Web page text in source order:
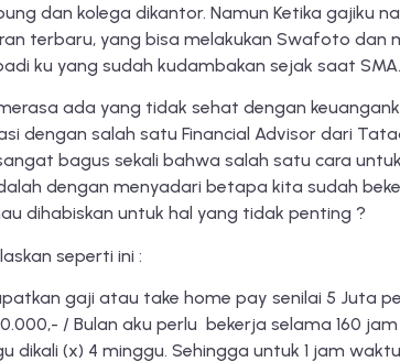
dan kolega dikantor. Namun Ketika gajiku
terbaru, yang bisa melakukan Swafoto dan
ku yang sudah kudambakan sejak saat SMA.
ada yang tidak sehat dengan
dengan salah satu Financial Advisor dari
bagus sekali bahwa salah satu cara
dengan menyadari betapa kita sudah
dihabiskan untuk hal yang tidak penting ?
seperti ini :
gaji atau take home pay senilai 5 Juta
/ Bulan aku perlu bekerja selama 160
dikali (x) 4 minggu. Sehingga untuk 1 jam